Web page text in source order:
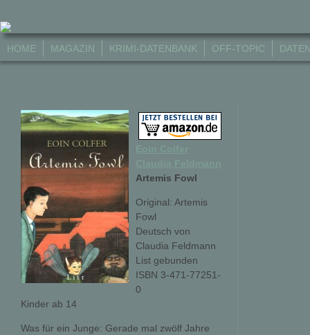
HOME MAGAZIN KRIMI-DATENBANK OFF-TOPIC
Artemis Fowl
Original: Artemis
Fowl
Deutsch von
Claudia Feldmann
List gebunden
ISBN 3-471-77251-
0
Kinder ab 14
Was für ein Junge: Gerade mal zwölf Jahre